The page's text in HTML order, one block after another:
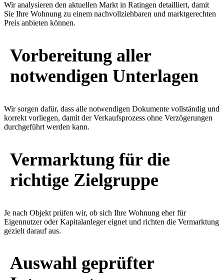
Wir analysieren den aktuellen Markt in Ratingen detailliert, damit
Sie Ihre Wohnung zu einem nachvollziehbaren und marktgerechten
Preis anbieten können.
Vorbereitung aller
notwendigen Unterlagen
Wir sorgen dafür, dass alle notwendigen Dokumente vollständig und
korrekt vorliegen, damit der Verkaufsprozess ohne Verzögerungen
durchgeführt werden kann.
Vermarktung für die
richtige Zielgruppe
Je nach Objekt prüfen wir, ob sich Ihre Wohnung eher für
Eigennutzer oder Kapitalanleger eignet und richten die Vermarktung
gezielt darauf aus.
Auswahl geprüfter